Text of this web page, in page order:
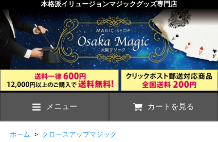
本格派イリュージョンマジックグッズ専門店
メニュー カートを見る
ホーム > クロースアップマジック